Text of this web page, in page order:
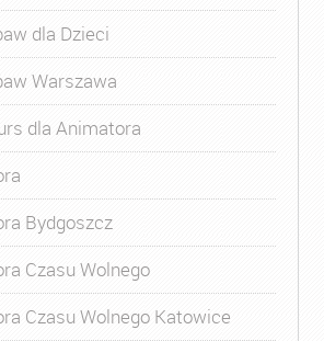
dla Dzieci
Warszawa
dla Animatora
Bydgoszcz
Czasu Wolnego
Czasu Wolnego Katowice